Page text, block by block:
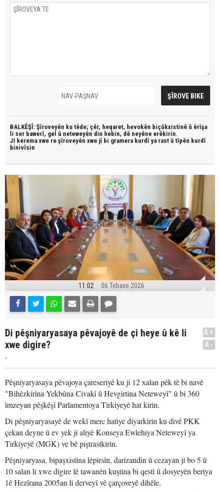
BALKÊŞÎ: Şîroveyên ku têde; çêr, heqaret, hevokên biçûkxistinê û êrîşa
li ser bawerî, gel û neteweyên din hebin, dê neyêne erêkirin.
JI kerema xwe re şîroveyên xwe jî bi gramera kurdî ya rast û tîpên kurdî
binivîsin
11:02 06 Tebaxe 2026
Di pêşniyaryasaya pêvajoyê de çi heye û kê li
xwe digire?
.
A+
A-
Pêşniyaryasaya pêvajoya çareseriyê ku ji 12 xalan pêk tê bi navê
"Bihêzkirina Yekbûna Civakî û Hevgirtina Neteweyî" û bi 360
îmzeyan pêşkêşî Parlamentoya Tirkiyeyê hat kirin.
Di pêşniyaryasayê de wekî merc hatiye diyarkirin ku divê PKK
çekan deyne û ev yek ji aliyê Konseya Ewlehiya Neteweyî ya
Tirkiyeyê (MGK) ve bê piştrastkirin.
Pêşniyaryasa, bipaşxistina lêpirsîn, darizandin û cezayan ji bo 5 û
10 salan li xwe digire lê tawanên kuştina bi qestî û dosyeyên beriya
1ê Hezîrana 2005an li derveyî vê çarçoveyê dihêle.